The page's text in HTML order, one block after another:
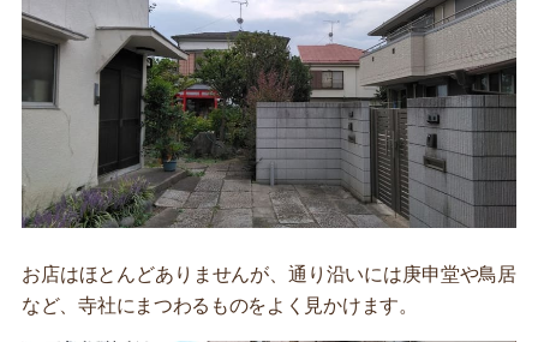
お店はほとんどありませんが、通り沿いには庚申堂や鳥居
など、寺社にまつわるものをよく見かけます。